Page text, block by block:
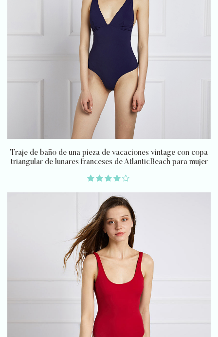
Traje de baño de una pieza de vacaciones vintage con copa
triangular de lunares franceses de AtlanticBeach para mujer